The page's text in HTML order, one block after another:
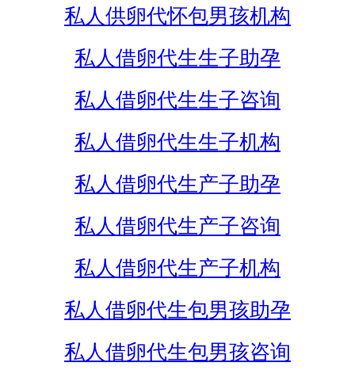
私人供卵代怀包男孩机构
私人借卵代生生子助孕
私人借卵代生生子咨询
私人借卵代生生子机构
私人借卵代生产子助孕
私人借卵代生产子咨询
私人借卵代生产子机构
私人借卵代生包男孩助孕
私人借卵代生包男孩咨询